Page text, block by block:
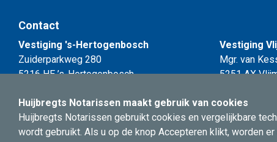
Contact
Vestiging 's-Hertogenbosch
Zuiderparkweg 280
5216 HE ’s-Hertogenbosch
Telefoon073 - 691 87 87
E-mailinfo@huijbregtsnotarissen.com
Vestiging
Mgr. van
5251 AX
Huijbregts Notarissen maakt gebruik van cookies
Huijbregts Notarissen gebruikt cookies en vergelijkbare
wordt gebruikt. Als u op de knop Accepteren klikt, worden